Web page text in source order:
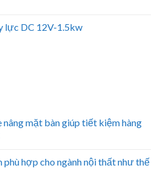
lực DC 12V-1.5kw
nâng mặt bàn giúp tiết kiệm hàng
phù hợp cho ngành nội thất như thế